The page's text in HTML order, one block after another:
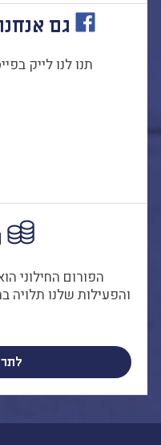
כל הכתבות
המקומיות
התארגנויות הורים –
משמר הורים וקהילות
חזון החינוך החילוני
גם
תנו לנו לייק
הפורום החילוני
והפעילות שלנו